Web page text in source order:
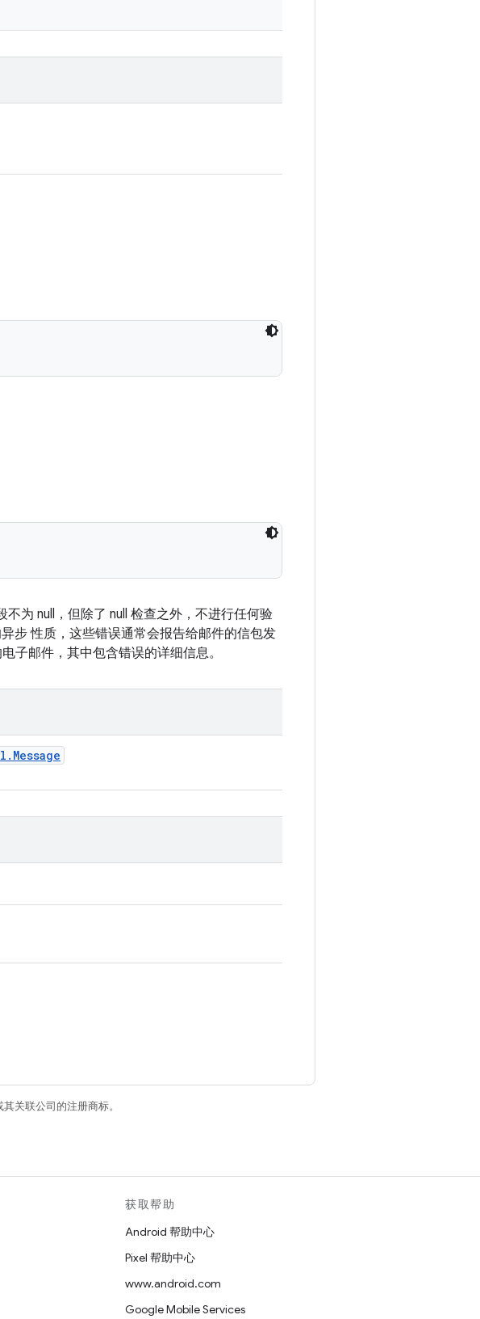
不为 null，但除了 null 检查之外，不进行任何验
步 性质，这些错误通常会报告给邮件的信包发
子邮件，其中包含错误的详细信息。
. Message
关联公司的注册商标。
获取帮助
Android 帮助中心
Pixel 帮助中心
www.android.com
Google Mobile Services